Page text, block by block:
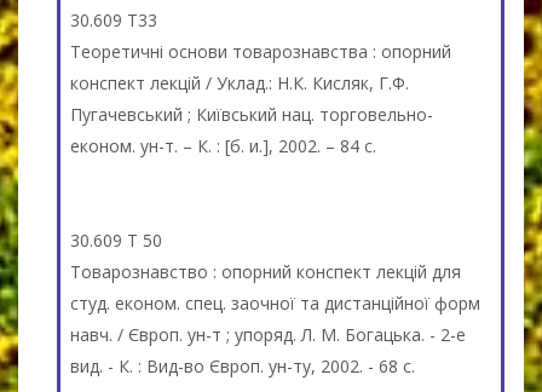
30.609 Т33
Теоретичні основи товарознавства : опорний
конспект лекцій / Уклад.: Н.К. Кисляк, Г.Ф.
Пугачевський ; Київський нац. торговельно-
економ. ун-т. – К. : [б. и.], 2002. – 84 с.
30.609 Т 50
Товарознавство : опорний конспект лекцій для
студ. економ. спец. заочної та дистанційної форм
навч. / Європ. ун-т ; упоряд. Л. М. Богацька. - 2-е
вид. - К. : Вид-во Європ. ун-ту, 2002. - 68 с.